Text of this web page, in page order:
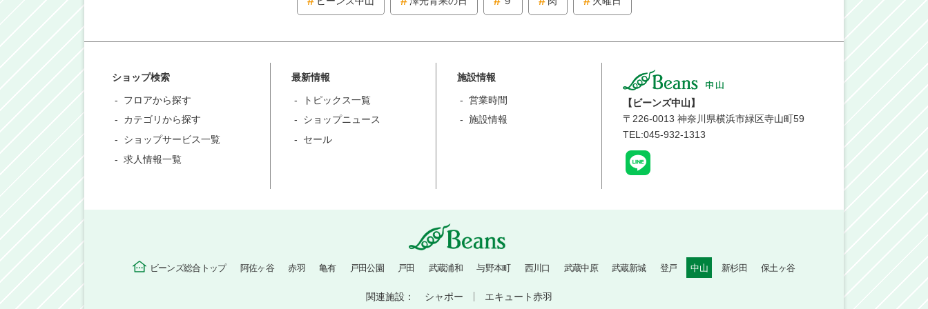
ショップ検索
フロアから探す
カテゴリから探す
ショップサービス一覧
求人情報一覧
最新情報
トピックス一覧
ショップニュース
セール
施設情報
営業時間
施設情報
【ビーンズ中山】
〒 226-0013 神奈川県横浜市緑区寺山町59
TEL:045-932-1313
ビーンズ総合トップ 阿佐ヶ谷 赤羽 亀有 戸田公園 戸田 武蔵浦和 与野本町 西川口 武蔵中原 武蔵新城 登戸 中山 新杉田 保土ヶ谷
関連施設： シャポー エキュート赤羽